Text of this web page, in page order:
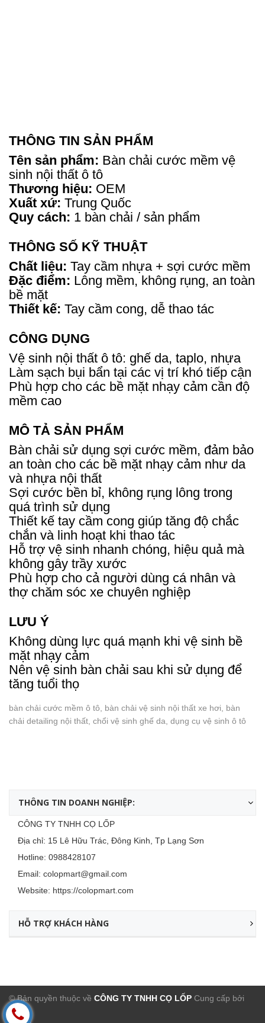
THÔNG TIN SẢN PHẨM
Tên sản phẩm: Bàn chải cước mềm vệ
sinh nội thất ô tô
Thương hiệu: OEM
Xuất xứ: Trung Quốc
Quy cách: 1 bàn chải / sản phẩm
THÔNG SỐ KỸ THUẬT
Chất liệu: Tay cầm nhựa + sợi cước mềm
Đặc điểm: Lông mềm, không rụng, an toàn
bề mặt
Thiết kế: Tay cầm cong, dễ thao tác
CÔNG DỤNG
Vệ sinh nội thất ô tô: ghế da, taplo, nhựa
Làm sạch bụi bẩn tại các vị trí khó tiếp cận
Phù hợp cho các bề mặt nhạy cảm cần độ
mềm cao
MÔ TẢ SẢN PHẨM
Bàn chải sử dụng sợi cước mềm, đảm bảo
an toàn cho các bề mặt nhạy cảm như da
và nhựa nội thất
Sợi cước bền bỉ, không rụng lông trong
quá trình sử dụng
Thiết kế tay cầm cong giúp tăng độ chắc
chắn và linh hoạt khi thao tác
Hỗ trợ vệ sinh nhanh chóng, hiệu quả mà
không gây trầy xước
Phù hợp cho cả người dùng cá nhân và
thợ chăm sóc xe chuyên nghiệp
LƯU Ý
Không dùng lực quá mạnh khi vệ sinh bề
mặt nhạy cảm
Nên vệ sinh bàn chải sau khi sử dụng để
tăng tuổi thọ
bàn chải cước mềm ô tô, bàn chải vệ sinh nội thất xe hơi, bàn
chải detailing nội thất, chổi vệ sinh ghế da, dụng cụ vệ sinh ô tô
THÔNG TIN DOANH NGHIỆP:
CÔNG TY TNHH CỌ LỐP
Địa chỉ: 15 Lê Hữu Trác, Đông Kinh, Tp Lạng Sơn
Hotline: 0988428107
Email: colopmart@gmail.com
Website: https://colopmart.com
HỖ TRỢ KHÁCH HÀNG
© Bản quyền thuộc về CÔNG TY TNHH CỌ LỐP Cung cấp bởi